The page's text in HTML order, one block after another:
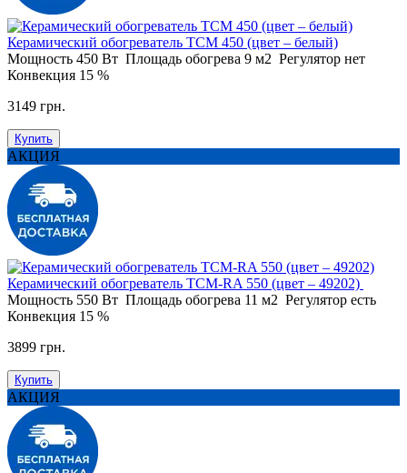
Керамический обогреватель ТСМ 450 (цвет – белый)
Мощность 450 Вт Площадь обогрева 9 м2 Регулятор нет
Конвекция 15 %
3149 грн.
Купить
АКЦИЯ
Керамический обогреватель ТСМ-RA 550 (цвет – 49202)
Мощность 550 Вт Площадь обогрева 11 м2 Регулятор есть
Конвекция 15 %
3899 грн.
Купить
АКЦИЯ